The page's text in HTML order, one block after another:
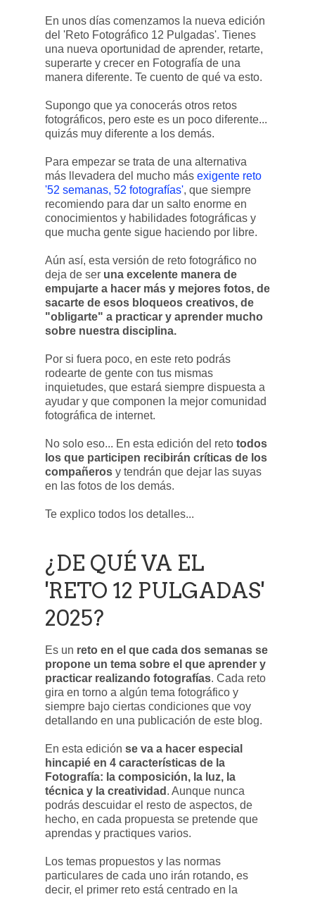
En unos días comenzamos la nueva edición
del 'Reto Fotográfico 12 Pulgadas'. Tienes
una nueva oportunidad de aprender, retarte,
superarte y crecer en Fotografía de una
manera diferente. Te cuento de qué va esto.
Supongo que ya conocerás otros retos
fotográficos, pero este es un poco diferente...
quizás muy diferente a los demás.
Para empezar se trata de una alternativa
más llevadera del mucho más exigente reto
'52 semanas, 52 fotografías', que siempre
recomiendo para dar un salto enorme en
conocimientos y habilidades fotográficas y
que mucha gente sigue haciendo por libre.
Aún así, esta versión de reto fotográfico no
deja de ser una excelente manera de
empujarte a hacer más y mejores fotos, de
sacarte de esos bloqueos creativos, de
"obligarte" a practicar y aprender mucho
sobre nuestra disciplina.
Por si fuera poco, en este reto podrás
rodearte de gente con tus mismas
inquietudes, que estará siempre dispuesta a
ayudar y que componen la mejor comunidad
fotográfica de internet.
No solo eso... En esta edición del reto todos
los que participen recibirán críticas de los
compañeros y tendrán que dejar las suyas
en las fotos de los demás.
Te explico todos los detalles...
¿DE QUÉ VA EL
'RETO 12 PULGADAS'
2025?
Es un reto en el que cada dos semanas se
propone un tema sobre el que aprender y
practicar realizando fotografías. Cada reto
gira en torno a algún tema fotográfico y
siempre bajo ciertas condiciones que voy
detallando en una publicación de este blog.
En esta edición se va a hacer especial
hincapié en 4 características de la
Fotografía: la composición, la luz, la
técnica y la creatividad . Aunque nunca
podrás descuidar el resto de aspectos, de
hecho, en cada propuesta se pretende que
aprendas y practiques varios.
Los temas propuestos y las normas
particulares de cada uno irán rotando, es
decir, el primer reto está centrado en la